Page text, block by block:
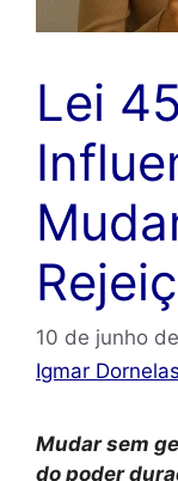
Lei
10 de junho
Igmar Dornelas
Mudar sem
do poder